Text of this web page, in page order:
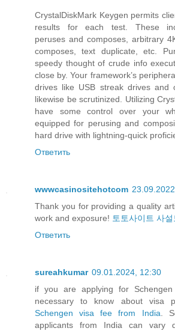
CrystalDiskMark Keygen permits
results for each test. These
peruses and composes, arbitrary
composes, text duplicate, etc.
speedy thought of crude info
close by. Your framework’s
drives like USB streak drives and
likewise be scrutinized. Utilizing
have some control over your
equipped for perusing and
hard drive with lightning-quick
Ответить
wwwcasinositehotcom
Thank you for providing a quality
work and exposure! 토토사이트 사설
Ответить
sureahkumar 09.01.2024, 12:30
if you are applying for
necessary to know about visa
Schengen visa fee from India .
applicants from India can vary